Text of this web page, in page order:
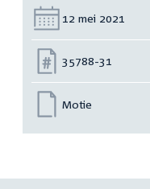
Datum:
12 mei 2021
Nummer:
35788-31
Motie